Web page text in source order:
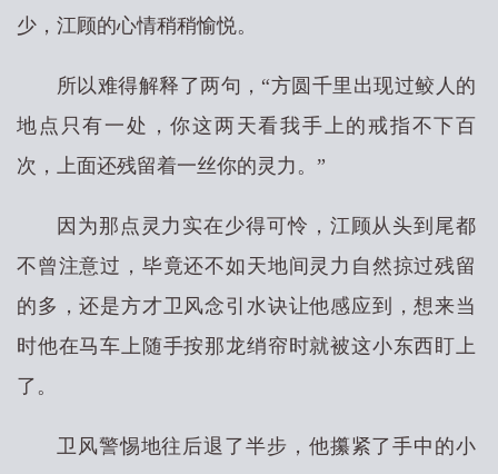
少，江顾的心情稍稍愉悦。
所以难得解释了两句，“方圆千里出现过鲛人的
地点只有一处，你这两天看我手上的戒指不下百
次，上面还残留着一丝你的灵力。”
因为那点灵力实在少得可怜，江顾从头到尾都
不曾注意过，毕竟还不如天地间灵力自然掠过残留
的多，还是方才卫风念引水诀让他感应到，想来当
时他在马车上随手按那龙绡帘时就被这小东西盯上
了。
卫风警惕地往后退了半步，他攥紧了手中的小